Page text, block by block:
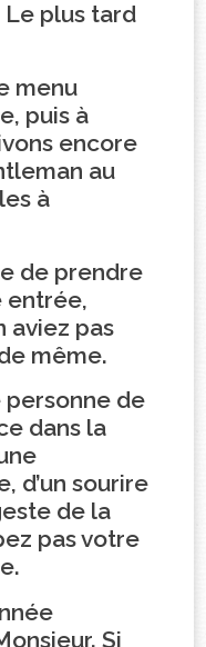
plus tard
menu
puis à
encore
au
à
de prendre
entrée,
aviez pas
même.
personne de
dans la
d’un sourire
de la
pas votre
Si